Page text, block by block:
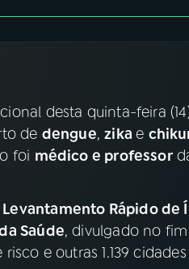
Facebook
X
desta quinta-feira
de dengue,zikae
foi médico e professor
Levantamento Rápido de
Saúde, divulgado no
e outras 1.139